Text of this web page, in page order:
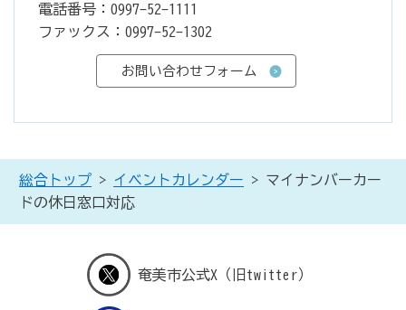
電話番号：0997-52-1111
ファックス：0997-52-1302
総合トップ > イベントカレンダー > マイナンバーカー
ドの休日窓口対応
奄美市公式X（旧twitter）